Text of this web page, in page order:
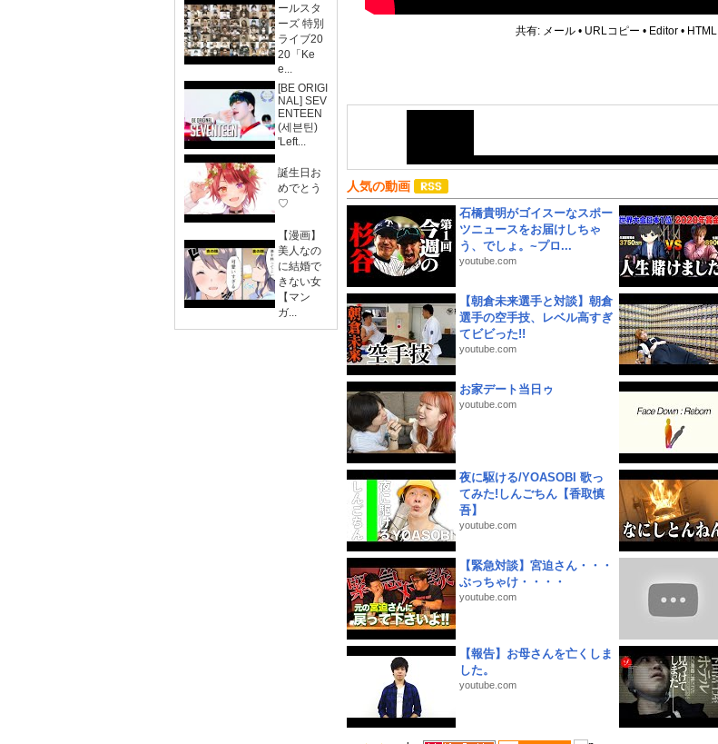
ールスタ
ーズ 特別
ライブ20
20「Ke
e...
[BE ORIGI
NAL] SEV
ENTEEN
(세븐틴)
'Left...
誕生日お
めでとう
♡
【漫画】
美人なの
に結婚で
きない女
【マン
ガ...
共有: メール • URLコピー • Editor • HTML
人気の動画
石橋貴明がゴイスーなスポー
ツニュースをお届けしちゃ
う、でしょ。~プロ...
youtube.com
【朝倉未来選手と対談】朝倉
選手の空手技、レベル高すぎ
てビビった!!
youtube.com
お家デート当日ゥ
youtube.com
夜に駆ける/YOASOBI 歌っ
てみた!しんごちん【香取慎
吾】
youtube.com
【緊急対談】宮迫さん・・・
ぶっちゃけ・・・・
youtube.com
【報告】お母さんを亡くしま
した。
youtube.com